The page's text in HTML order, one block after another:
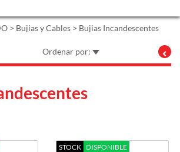
> Bujias y Cables > Bujias Incandescentes
Ordenar por:
STOCK DISPONIBLE